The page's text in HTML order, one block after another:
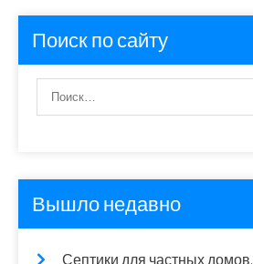
Поиск по сайту
Вышло недавно
Септики для частных домов.